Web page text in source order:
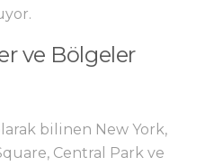
ve Bölgeler
bilinen New York,
Central Park ve